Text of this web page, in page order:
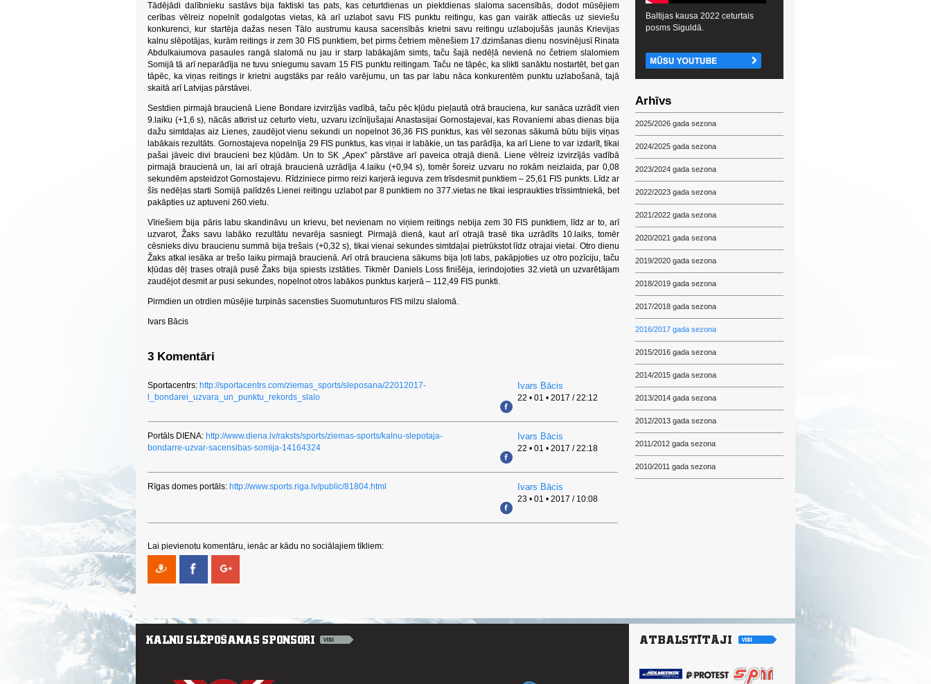
Tādējādi dalībnieku sastāvs bija faktiski tas pats, kas ceturtdienas un piektdienas slaloma sacensībās, dodot mūsējiem
cerības vēlreiz nopelnīt godalgotas vietas, kā arī uzlabot savu FIS punktu reitingu, kas gan vairāk attiecās uz sieviešu
konkurenci, kur startēja dažas nesen Tālo austrumu kausa sacensībās krietni savu reitingu uzlabojušās jaunās Krievijas
kalnu slēpotājas, kurām reitings ir zem 30 FIS punktiem, bet pirms četriem mēnešiem 17.dzimšanas dienu nosvinējusī Rinata
Abdulkaiumova pasaules rangā slalomā nu jau ir starp labākajām simts, taču šajā nedēļā nevienā no četriem slalomiem
Somijā tā arī neparādīja ne tuvu sniegumu savam 15 FIS punktu reitingam. Taču ne tāpēc, ka slikti sanāktu nostartēt, bet gan
tāpēc, ka viņas reitings ir krietni augstāks par reālo varējumu, un tas par labu nāca konkurentēm punktu uzlabošanā, tajā
skaitā arī Latvijas pārstāvei.
Sestdien pirmajā braucienā Liene Bondare izvirzījās vadībā, taču pēc kļūdu pieļautā otrā brauciena, kur sanāca uzrādīt vien
9.laiku (+1,6 s), nācās atkrist uz ceturto vietu, uzvaru izcīnījušajai Anastasijai Gornostajevai, kas Rovaniemi abas dienas bija
dažu simtdaļas aiz Lienes, zaudējot vienu sekundi un nopelnot 36,36 FIS punktus, kas vēl sezonas sākumā būtu bijis viņas
labākais rezultāts. Gornostajeva nopelnīja 29 FIS punktus, kas viņai ir labākie, un tas parādīja, ka arī Liene to var izdarīt, tikai
pašai jāveic divi braucieni bez kļūdām. Un to SK „Apex” pārstāve arī paveica otrajā dienā. Liene vēlreiz izvirzījās vadībā
pirmajā braucienā un, lai arī otrajā braucienā uzrādīja 4.laiku (+0,94 s), tomēr šoreiz uzvaru no rokām neizlaida, par 0,08
sekundēm apsteidzot Gornostajevu. Rīdziniece pirmo reizi karjerā ieguva zem trīsdesmit punktiem – 25,61 FIS punkts. Līdz ar
šīs nedēļas starti Somijā palīdzēs Lienei reitingu uzlabot par 8 punktiem no 377.vietas ne tikai iespraukties trīssimtniekā, bet
pakāpties uz aptuveni 260.vietu.
Vīriešiem bija pāris labu skandināvu un krievu, bet nevienam no viņiem reitings nebija zem 30 FIS punktiem, līdz ar to, arī
uzvarot, Žaks savu labāko rezultātu nevarēja sasniegt. Pirmajā dienā, kaut arī otrajā trasē tika uzrādīts 10.laiks, tomēr
cēsnieks divu braucienu summā bija trešais (+0,32 s), tikai vienai sekundes simtdaļai pietrūkstot līdz otrajai vietai. Otro dienu
Žaks atkal iesāka ar trešo laiku pirmajā braucienā. Arī otrā brauciena sākums bija ļoti labs, pakāpjoties uz otro pozīciju, taču
kļūdas dēļ trases otrajā pusē Žaks bija spiests izstāties. Tikmēr Daniels Loss finišēja, ierindojoties 32.vietā un uzvarētājam
zaudējot desmit ar pusi sekundes, nopelnot otros labākos punktus karjerā – 112,49 FIS punkti.
Pirmdien un otrdien mūsējie turpinās sacensties Suomutunturos FIS milzu slalomā.
Ivars Bācis
3 Komentāri
Sportacentrs: http://sportacentrs.com/ziemas_sports/sleposana/22012017-
l_bondarei_uzvara_un_punktu_rekords_slalo
Ivars Bācis
22 • 01 • 2017 / 22:12
Portāls DIENA: http://www.diena.lv/raksts/sports/ziemas-sports/kalnu-slepotaja-
bondarre-uzvar-sacensibas-somija-14164324
Ivars Bācis
22 • 01 • 2017 / 22:18
Rīgas domes portāls: http://www.sports.riga.lv/public/81804.html Ivars Bācis
23 • 01 • 2017 / 10:08
Lai pievienotu komentāru, ienāc ar kādu no sociālajiem tīkliem:
Baltijas kausa 2022 ceturtais
posms Siguldā.
Arhīvs
2025/2026 gada sezona
2024/2025 gada sezona
2023/2024 gada sezona
2022/2023 gada sezona
2021/2022 gada sezona
2020/2021 gada sezona
2019/2020 gada sezona
2018/2019 gada sezona
2017/2018 gada sezona
2016/2017 gada sezona
2015/2016 gada sezona
2014/2015 gada sezona
2013/2014 gada sezona
2012/2013 gada sezona
2011/2012 gada sezona
2010/2011 gada sezona